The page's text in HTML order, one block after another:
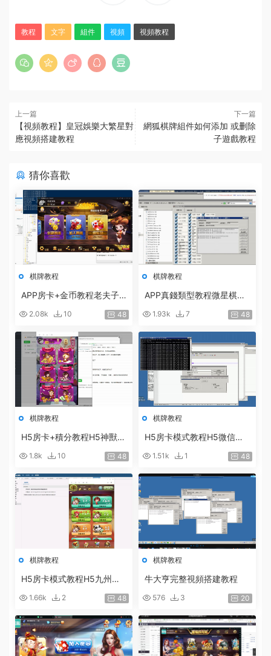
教程 文字 組件 視頻 視頻教程
上一篇
【視頻教程】皇冠娛樂大繁星對
應視頻搭建教程
下一篇
網狐棋牌組件如何添加 或删除
子遊戲教程
猜你喜歡
棋牌教程
APP房卡+金币教程老夫子
和金币遊戲搭建教程
2.08k 10 48
棋牌教程
APP真錢類型教程微星棋牌
架設視頻
1.93k 7 48
棋牌教程
H5房卡+積分教程H5神獸含
架設視頻
1.8k 10 48
棋牌教程
H5房卡模式教程H5微信葫
1.51k 1 48
棋牌教程
H5房卡模式教程H5九州互
台搭建教程
1.66k 2 48
棋牌教程
牛大亨完整視頻搭建教程
576 3 20